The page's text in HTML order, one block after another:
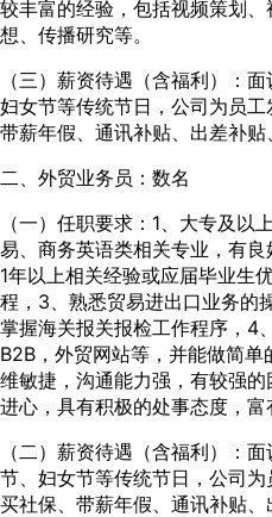
较丰富的经验，包括视频策划
想、传播研究等。
（三）薪资待遇（含福利）：
妇女节等传统节日，公司为员工
带薪年假、通讯补贴、出差补贴
二、外贸业务员：数名
（一）任职要求：1、大专及以
易、商务英语类相关专业，有良
1年以上相关经验或应届毕业生
程，3、熟悉贸易进出口业务的
掌握海关报关报检工作程序，4
B2B，外贸网站等，并能做简
维敏捷，沟通能力强，有较强
进心，具有积极的处事态度，
（二）薪资待遇（含福利）：
节、妇女节等传统节日，公司
买社保、带薪年假、通讯补贴、